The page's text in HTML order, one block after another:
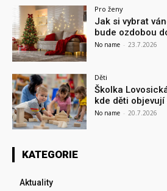
Pro ženy
Jak si vybrat
bude ozdobou
No name - 23.7.2026
Děti
Školka
kde děti objevují
No name - 20.7.2026
KATEGORIE
Aktuality